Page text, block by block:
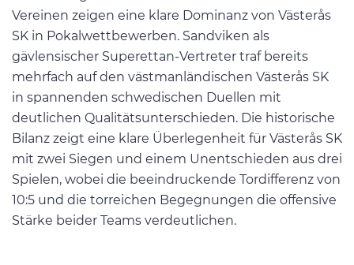
Vereinen zeigen eine klare Dominanz von Västerås
SK in Pokalwettbewerben. Sandviken als
gävlensischer Superettan-Vertreter traf bereits
mehrfach auf den västmanländischen Västerås SK
in spannenden schwedischen Duellen mit
deutlichen Qualitätsunterschieden. Die historische
Bilanz zeigt eine klare Überlegenheit für Västerås SK
mit zwei Siegen und einem Unentschieden aus drei
Spielen, wobei die beeindruckende Tordifferenz von
10:5 und die torreichen Begegnungen die offensive
Stärke beider Teams verdeutlichen.